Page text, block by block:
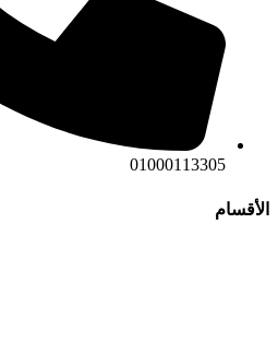
01000113305
الأقسام